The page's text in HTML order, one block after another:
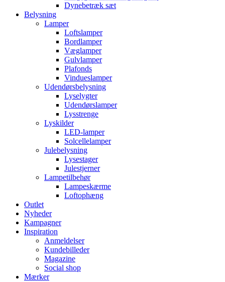
Dynebetræk sæt
Belysning
Lamper
Loftslamper
Bordlamper
Væglamper
Gulvlamper
Plafonds
Vindueslamper
Udendørsbelysning
Lyselygter
Udendørslamper
Lysstrenge
Lyskilder
LED-lamper
Solcellelamper
Julebelysning
Lysestager
Julestjerner
Lampetilbehør
Lampeskærme
Loftophæng
Outlet
Nyheder
Kampagner
Inspiration
Anmeldelser
Kundebilleder
Magazine
Social shop
Mærker